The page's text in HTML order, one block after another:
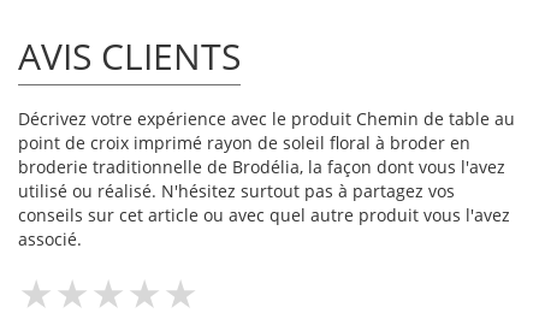
AVIS CLIENTS
Décrivez votre expérience avec le produit Chemin de table au
point de croix imprimé rayon de soleil floral à broder en
broderie traditionnelle de Brodélia, la façon dont vous l'avez
utilisé ou réalisé. N'hésitez surtout pas à partagez vos
conseils sur cet article ou avec quel autre produit vous l'avez
associé.